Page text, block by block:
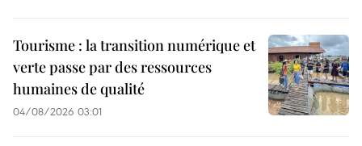
Tourisme : la transition numérique et
verte passe par des ressources
humaines de qualité
04/08/2026 03:01